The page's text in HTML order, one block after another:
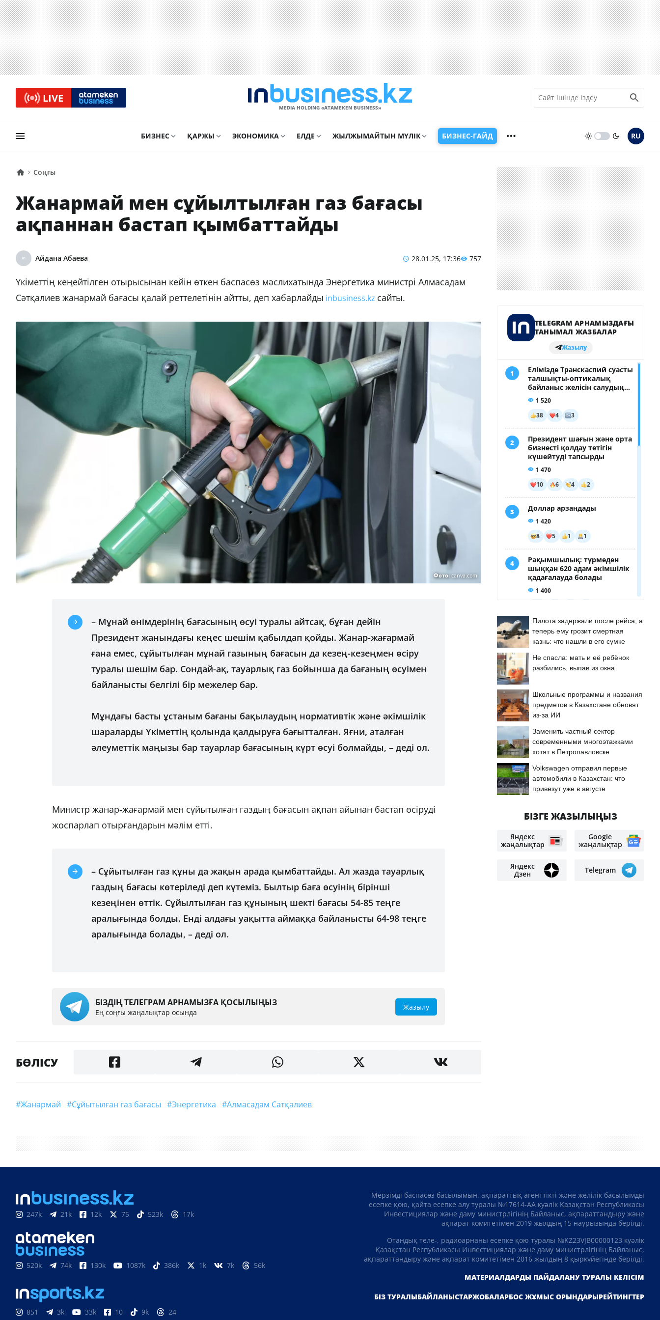
LIVE
MEDIA HOLDING «ATAMEKЕN BUSINESS»
БИЗНЕС ҚАРЖЫ ЭКОНОМИКА ЕЛДЕ ЖЫЛЖЫМАЙТЫН МҮЛІК БИЗНЕС-ГАЙД RU
Соңғы
Жанармай мен сұйылтылған газ бағасы
ақпаннан бастап қымбаттайды
Айдана Абаева 28.01.25, 17:36 757
Үкіметтің кеңейтілген отырысынан кейін өткен баспасөз мәслихатында Энергетика министрі Алмасадам
Сәтқалиев жанармай бағасы қалай реттелетінін айтты, деп хабарлайды inbusiness.kz сайты.
Фото:canva.com
– Мұнай өнімдерінің бағасының өсуі туралы айтсақ, бұған дейін
Президент жанындағы кеңес шешім қабылдап қойды. Жанар-жағармай
ғана емес, сұйытылған мұнай газының бағасын да кезең-кезеңмен өсіру
туралы шешім бар. Сондай-ақ, тауарлық газ бойынша да бағаның өсуімен
байланысты белгілі бір межелер бар.
Мұндағы басты ұстаным бағаны бақылаудың нормативтік және әкімшілік
шараларды Үкіметтің қолында қалдыруға бағытталған. Яғни, аталған
әлеуметтік маңызы бар тауарлар бағасының күрт өсуі болмайды, – деді ол.
Министр жанар-жағармай мен сұйытылған газдың бағасын ақпан айынан бастап өсіруді
жоспарлап отырғандарын мәлім етті.
– Сұйытылған газ құны да жақын арада қымбаттайды. Ал жазда тауарлық
газдың бағасы көтеріледі деп күтеміз. Былтыр баға өсуінің бірінші
кезеңінен өттік. Сұйылтылған газ құнының шекті бағасы 54-85 теңге
аралығында болды. Енді алдағы уақытта аймаққа байланысты 64-98 теңге
аралығында болады, – деді ол.
БІЗДІҢ ТЕЛЕГРАМ АРНАМЫЗҒА ҚОСЫЛЫҢЫЗ
Ең соңғы жаңалықтар осында
Жазылу
БӨЛІСУ
#Жанармай #сұйытылған газ бағасы #энергетика #Алмасадам Сатқалиев
Пилота задержали после рейса, а
теперь ему грозит смертная
казнь: что нашли в его сумке
Не спасла: мать и её ребёнок
разбились, выпав из окна
Школьные программы и названия
предметов в Казахстане обновят
из-за ИИ
Заменить частный сектор
современными многоэтажками
хотят в Петропавловске
Volkswagen отправил первые
автомобили в Казахстан: что
привезут уже в августе
БІЗГЕ ЖАЗЫЛЫҢЫЗ
Яндекс
жаңалықтар
Google
жаңалықтар
Яндекс
Дзен
Telegram
247k 21k 12k 75 523k 17k
520k 74k 130k 1087k 386k 1k 7k 56k
851 3k 33k 10 9k 24
Мерзімді баспасөз басылымын, ақпараттық агенттікті және желілік басылымды
есепке қою, қайта есепке алу туралы №17614-АА куәлік Қазақстан Республикасы
Инвестициялар және даму министрлігінің Байланыс, ақпараттандыру және
ақпарат комитетімен 2019 жылдың 15 наурызында берілді.
Отандық теле-, радиоарнаны есепке қою туралы №KZ23VJB00000123 куәлік
Қазақстан Республикасы Инвестициялар және даму министрлігінің Байланыс,
ақпараттандыру және ақпарат комитетімен 2016 жылдың 8 қыркүйегінде берілді.
МАТЕРИАЛДАРДЫ ПАЙДАЛАНУ ТУРАЛЫ КЕЛІСІМ
БІЗ ТУРАЛЫБАЙЛАНЫСТАРЖОБАЛАРБОС ЖҰМЫС ОРЫНДАРЫРЕЙТИНГТЕР